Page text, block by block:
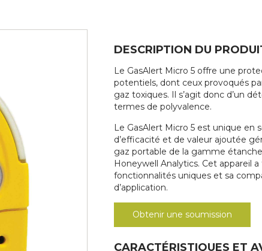
DESCRIPTION DU
Le GasAlert Micro 5 offre une
potentiels, dont ceux provoqués
gaz toxiques. Il s’agit donc d’un
termes de polyvalence.
Le GasAlert Micro 5 est unique en
d’efficacité et de valeur ajoutée
gaz portable de la gamme
Honeywell Analytics. Cet appareil
fonctionnalités uniques et sa
d’application.
Obtenir une soumission
CARACTÉRISTIQUES ET